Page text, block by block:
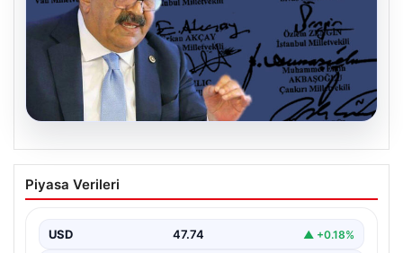
06.08.2026
MHP’li Feti Yıldız’dan Terörsüz Türkiye
İçin Çerçeve Yasa Tahmini
Yardımcısı Feti Yıldız, uzun süredir üzerinde çalışılan
ve…
Piyasa Verileri
USD 47.74 ▲ +0.18%